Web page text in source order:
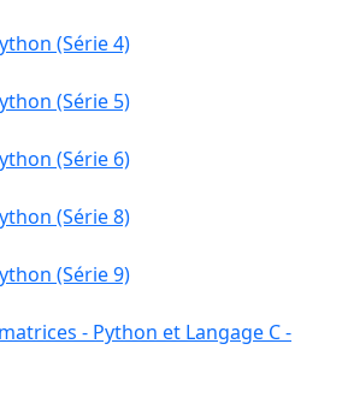
(Série 4)
(Série 5)
(Série 6)
(Série 8)
(Série 9)
- Python et Langage C -